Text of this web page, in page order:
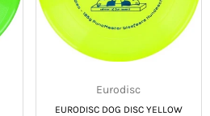
Eurodisc
EURODISC DOG DISC YELLOW